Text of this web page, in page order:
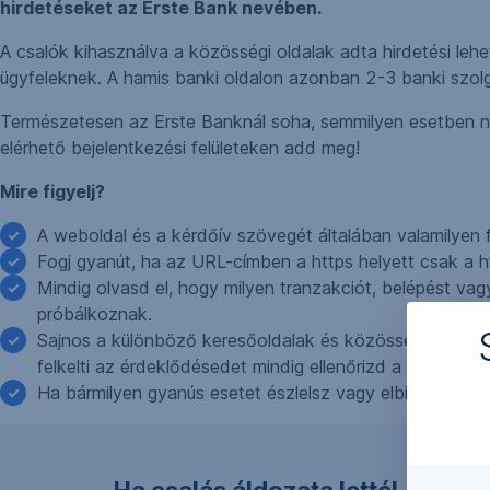
hirdetéseket az Erste Bank nevében.
A csalók kihasználva a közösségi oldalak adta hirdetési
ügyfeleknek. A hamis banki oldalon azonban 2-3 banki
Természetesen az Erste Banknál soha, semmilyen
elérhető bejelentkezési felületeken add meg!
Mire figyelj?
A weboldal és a kérdőív szövegét általában
Fogj gyanút, ha az URL-címben a https helyett csak a
Mindig olvasd el, hogy milyen tranzakciót, belépést
próbálkoznak.
Sajnos a különböző keresőoldalak és közösségi
felkelti az érdeklődésedet mindig ellenőrizd a hivatalos
Ha bármilyen gyanús esetet észlelsz vagy